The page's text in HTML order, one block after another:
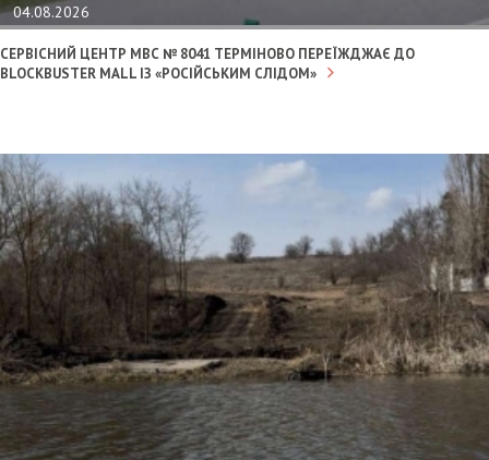
04.08.2026
СЕРВІСНИЙ ЦЕНТР МВС № 8041 ТЕРМІНОВО ПЕРЕЇЖДЖАЄ ДО
BLOCKBUSTER MALL ІЗ «РОСІЙСЬКИМ СЛІДОМ»